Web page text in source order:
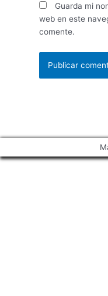
Guarda mi
web en este
comente.